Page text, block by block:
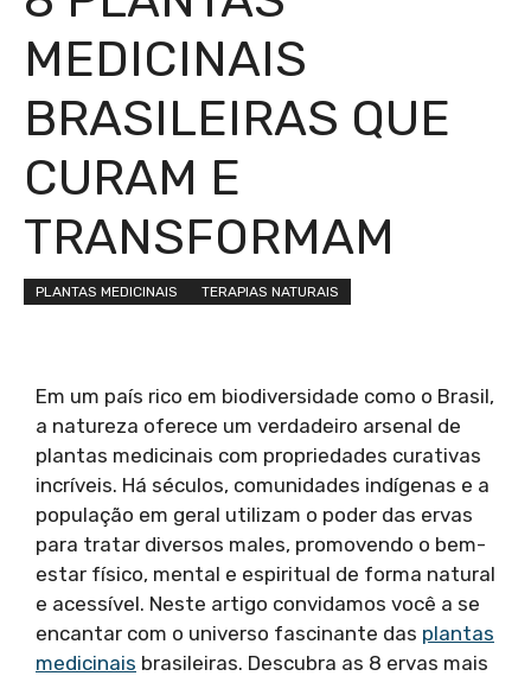
MEDICINAIS
BRASILEIRAS QUE
CURAM E
TRANSFORMAM
PLANTAS MEDICINAIS TERAPIAS NATURAIS
Em um país rico em biodiversidade como o Brasil,
a natureza oferece um verdadeiro arsenal de
plantas medicinais com propriedades curativas
incríveis. Há séculos, comunidades indígenas e a
população em geral utilizam o poder das ervas
para tratar diversos males, promovendo o bem-
estar físico, mental e espiritual de forma natural
e acessível. Neste artigo convidamos você a se
encantar com o universo fascinante das plantas
medicinais brasileiras. Descubra as 8 ervas mais